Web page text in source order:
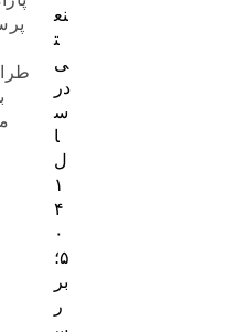
نع
ت
ی
در
س
ا
ل
۱
۴
۰
۵؛
بر
ر